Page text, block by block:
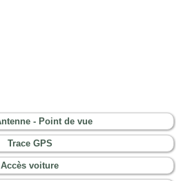
- Point de vue
Trace GPS
Accès voiture